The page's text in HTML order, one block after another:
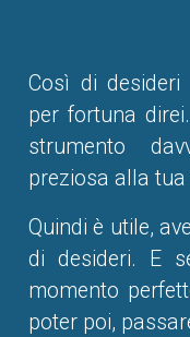
Così di
per fortuna
strumento
preziosa alla tua
Quindi è utile,
di desideri. E
momento
poter poi,